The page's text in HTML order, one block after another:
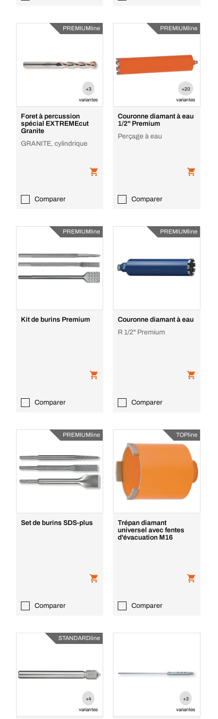
PREMIUMline
+3
variantes
Foret à percussion
spécial EXTREMEcut
Granite
GRANITE, cylindrique
Comparer
PREMIUMline
+20
variantes
Couronne diamant à eau
1/2'' Premium
Perçage à eau
Comparer
PREMIUMline
Kit de burins Premium
Comparer
PREMIUMline
Couronne diamant à eau
R 1/2" Premium
Comparer
PREMIUMline
Set de burins SDS-plus
Comparer
TOPline
Trépan diamant
universel avec fentes
d'évacuation M16
Comparer
STANDARDline
+4
variantes
+3
variantes